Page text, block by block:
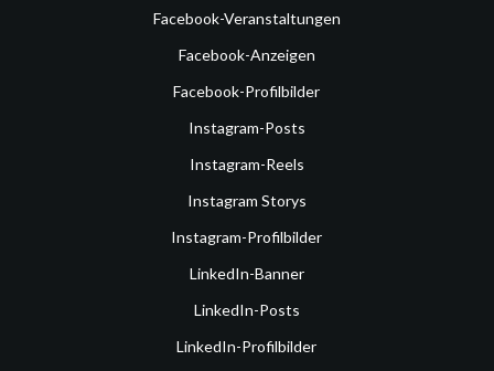
Facebook-Veranstaltungen
Facebook-Anzeigen
Facebook-Profilbilder
Instagram-Posts
Instagram-Reels
Instagram Storys
Instagram-Profilbilder
LinkedIn-Banner
LinkedIn-Posts
LinkedIn-Profilbilder